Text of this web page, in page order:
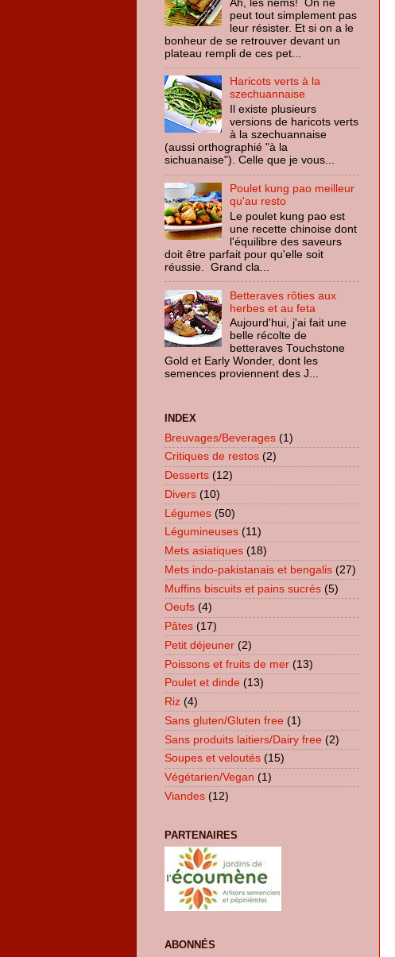
Ah, les nems! On ne
peut tout simplement pas
leur résister. Et si on a le
bonheur de se retrouver devant un
plateau rempli de ces pet...
Haricots verts à la
szechuannaise
Il existe plusieurs
versions de haricots verts
à la szechuannaise
(aussi orthographié "à la
sichuanaise"). Celle que je vous...
Poulet kung pao meilleur
qu'au resto
Le poulet kung pao est
une recette chinoise dont
l'équilibre des saveurs
doit être parfait pour qu'elle soit
réussie. Grand cla...
Betteraves rôties aux
herbes et au feta
Aujourd'hui, j'ai fait une
belle récolte de
betteraves Touchstone
Gold et Early Wonder, dont les
semences proviennent des J...
INDEX
Breuvages/Beverages (1)
Critiques de restos (2)
Desserts (12)
Divers (10)
Légumes (50)
Légumineuses (11)
Mets asiatiques (18)
Mets indo-pakistanais et bengalis (27)
Muffins biscuits et pains sucrés (5)
Oeufs (4)
Pâtes (17)
Petit déjeuner (2)
Poissons et fruits de mer (13)
Poulet et dinde (13)
Riz (4)
Sans gluten/Gluten free (1)
Sans produits laitiers/Dairy free (2)
Soupes et veloutés (15)
Végétarien/Vegan (1)
Viandes (12)
PARTENAIRES
ABONNÉS